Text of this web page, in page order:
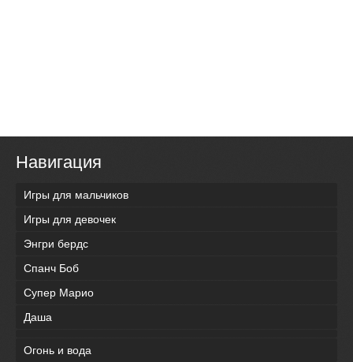
Навигация
Игры для мальчиков
Игры для девочек
Энгри бердс
Спанч Боб
Супер Марио
Даша
Огонь и вода